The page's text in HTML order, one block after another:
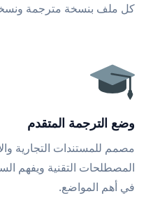
كل ملف بنسخة مترجمة ونسخة
وضع الترجمة المتقدم
مصمم للمستندات التجارية
المصطلحات التقنية ويفهم
في أهم المواضع.